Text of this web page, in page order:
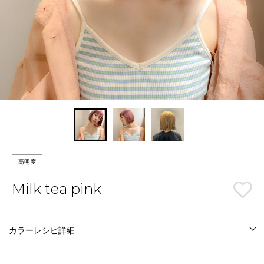
高明度
Milk tea pink
カラーレシピ詳細